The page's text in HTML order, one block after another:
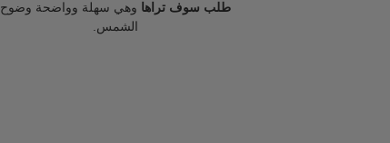
طلب سوف تراها وهي سهلة وواضحة وضوح
الشمس.